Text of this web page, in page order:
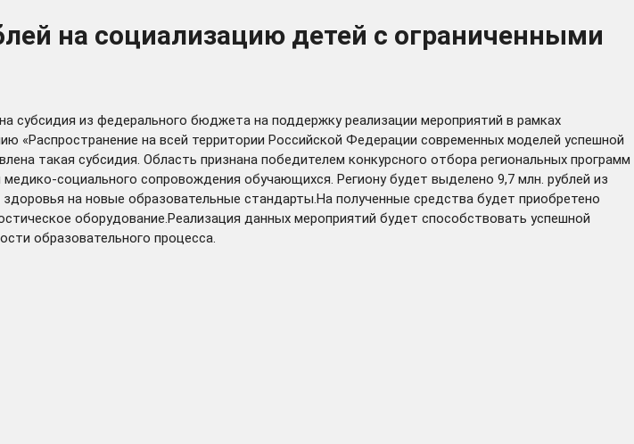
на социализацию детей с ограниченными
из федерального бюджета на поддержку реализации мероприятий в рамках
«Распространение на всей территории Российской Федерации современных моделей успешной
такая субсидия. Область признана победителем конкурсного отбора региональных программ
социального сопровождения обучающихся. Региону будет выделено 9,7 млн. рублей из
на новые образовательные стандарты.На полученные средства будет приобретено
оборудование.Реализация данных мероприятий будет способствовать успешной
образовательного процесса.